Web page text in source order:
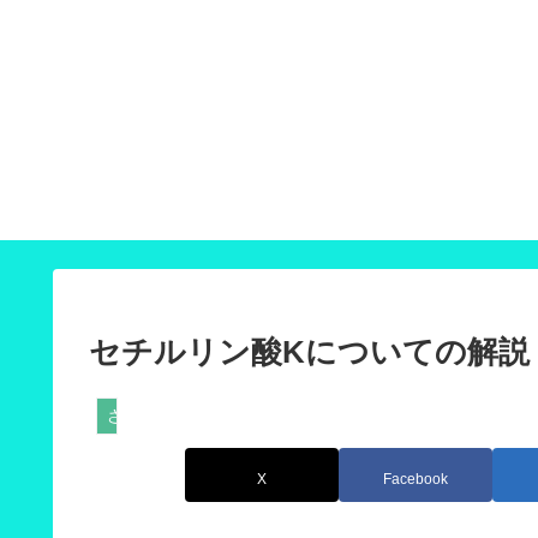
セチルリン酸Kについての解説
さ行
X Facebook